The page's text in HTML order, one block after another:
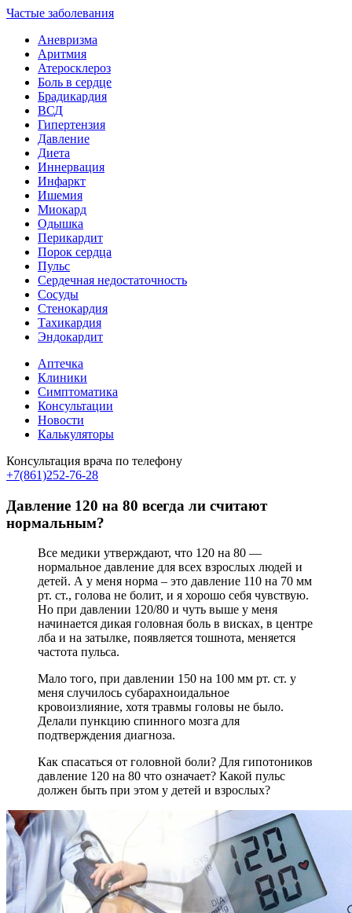
Частые заболевания
Аневризма
Аритмия
Атеросклероз
Боль в сердце
Брадикардия
ВСД
Гипертензия
Давление
Диета
Иннервация
Инфаркт
Ишемия
Миокард
Одышка
Перикардит
Порок сердца
Пульс
Сердечная недостаточность
Сосуды
Стенокардия
Тахикардия
Эндокардит
Аптечка
Клиники
Симптоматика
Консультации
Новости
Калькуляторы
Консультация врача по телефону
+7(861)252-76-28
Давление 120 на 80 всегда ли считают
нормальным?
Все медики утверждают, что 120 на 80 —
нормальное давление для всех взрослых людей и
детей. А у меня норма – это давление 110 на 70 мм
рт. ст., голова не болит, и я хорошо себя чувствую.
Но при давлении 120/80 и чуть выше у меня
начинается дикая головная боль в висках, в центре
лба и на затылке, появляется тошнота, меняется
частота пульса.
Мало того, при давлении 150 на 100 мм рт. ст. у
меня случилось субарахноидальное
кровоизлияние, хотя травмы головы не было.
Делали пункцию спинного мозга для
подтверждения диагноза.
Как спасаться от головной боли? Для гипотоников
давление 120 на 80 что означает? Какой пульс
должен быть при этом у детей и взрослых?